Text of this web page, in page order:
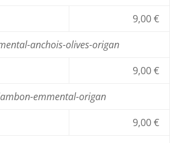
9,00 €
anchois-olives-origan
9,00 €
emmental-origan
9,00 €